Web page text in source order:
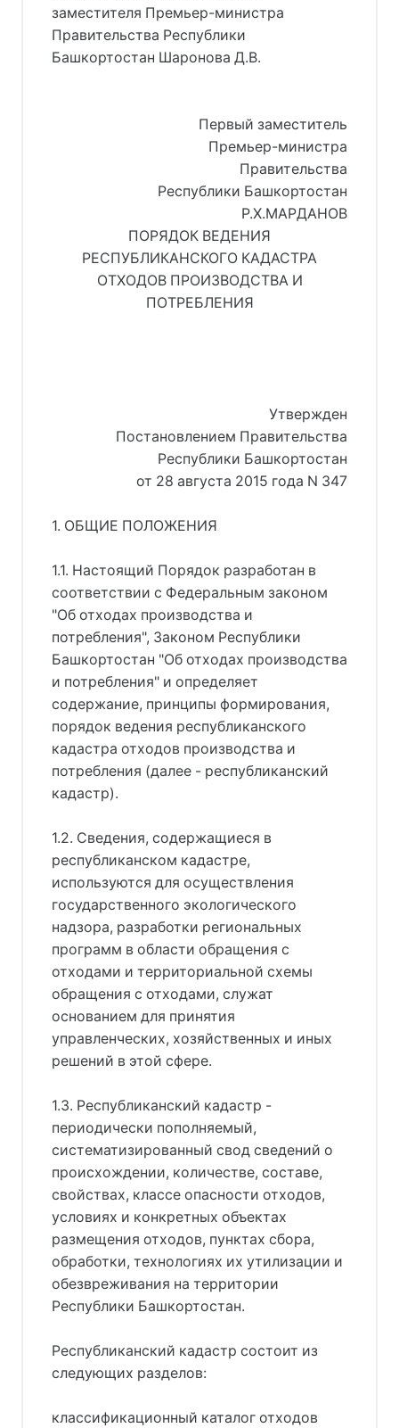
заместителя Премьер-министра
Правительства Республики
Башкортостан Шаронова Д.В.
Первый заместитель
Премьер-министра
Правительства
Республики Башкортостан
Р.Х.МАРДАНОВ
ПОРЯДОК ВЕДЕНИЯ
РЕСПУБЛИКАНСКОГО КАДАСТРА
ОТХОДОВ ПРОИЗВОДСТВА И
ПОТРЕБЛЕНИЯ
Утвержден
Постановлением Правительства
Республики Башкортостан
от 28 августа 2015 года N 347
1. ОБЩИЕ ПОЛОЖЕНИЯ
1.1. Настоящий Порядок разработан в
соответствии с Федеральным законом
"Об отходах производства и
потребления", Законом Республики
Башкортостан "Об отходах производства
и потребления" и определяет
содержание, принципы формирования,
порядок ведения республиканского
кадастра отходов производства и
потребления (далее - республиканский
кадастр).
1.2. Сведения, содержащиеся в
республиканском кадастре,
используются для осуществления
государственного экологического
надзора, разработки региональных
программ в области обращения с
отходами и территориальной схемы
обращения с отходами, служат
основанием для принятия
управленческих, хозяйственных и иных
решений в этой сфере.
1.3. Республиканский кадастр -
периодически пополняемый,
систематизированный свод сведений о
происхождении, количестве, составе,
свойствах, классе опасности отходов,
условиях и конкретных объектах
размещения отходов, пунктах сбора,
обработки, технологиях их утилизации и
обезвреживания на территории
Республики Башкортостан.
Республиканский кадастр состоит из
следующих разделов:
классификационный каталог отходов